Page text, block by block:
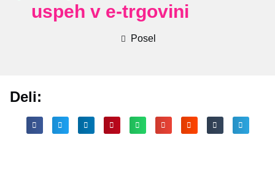
uspeh v e-trgovini
Posel
Deli: